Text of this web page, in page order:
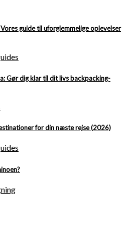
guide til uforglemmelige oplevelser
Gør dig klar til dit livs backpacking-
for din næste rejse (2026)